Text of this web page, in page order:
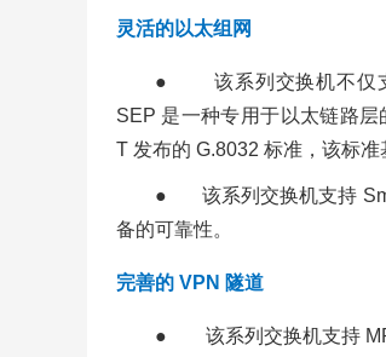
灵活的以太组网
● 该系列交换机不仅支
SEP 是一种专用于以太链路
T 发布的 G.8032 标准，该标
● 该系列交换机支持
备的可靠性。
完善的 VPN 隧道
● 该系列交换机支持